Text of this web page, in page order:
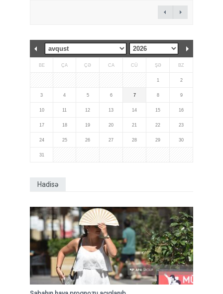
BE ÇA ÇƏ CA CÜ ŞƏ BZ
1 2
3 4 5 6 7 8 9
10 11 12 13 14 15 16
17 18 19 20 21 22 23
24 25 26 27 28 29 30
31
Hadisə